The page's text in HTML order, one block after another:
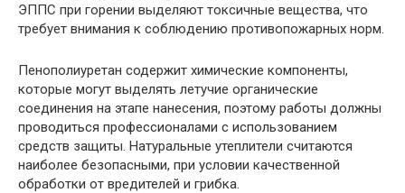
ЭППС при горении выделяют токсичные вещества, что
требует внимания к соблюдению противопожарных норм.
Пенополиуретан содержит химические компоненты,
которые могут выделять летучие органические
соединения на этапе нанесения, поэтому работы должны
проводиться профессионалами с использованием
средств защиты. Натуральные утеплители считаются
наиболее безопасными, при условии качественной
обработки от вредителей и грибка.